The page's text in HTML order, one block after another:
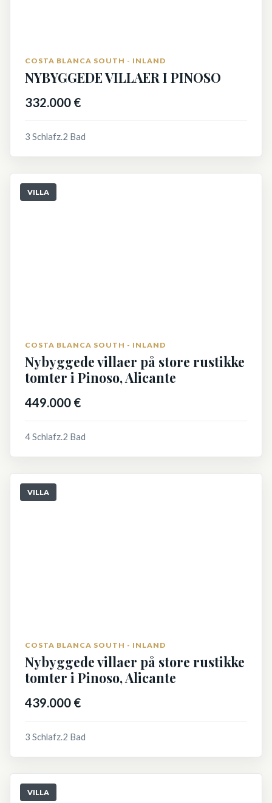
COSTA BLANCA SOUTH - INLAND
NYBYGGEDE VILLAER I PINOSO
332.000 €
3 Schlafz.2 Bad
VILLA
COSTA BLANCA SOUTH - INLAND
Nybyggede villaer på store rustikke
tomter i Pinoso, Alicante
449.000 €
4 Schlafz.2 Bad
VILLA
COSTA BLANCA SOUTH - INLAND
Nybyggede villaer på store rustikke
tomter i Pinoso, Alicante
439.000 €
3 Schlafz.2 Bad
VILLA